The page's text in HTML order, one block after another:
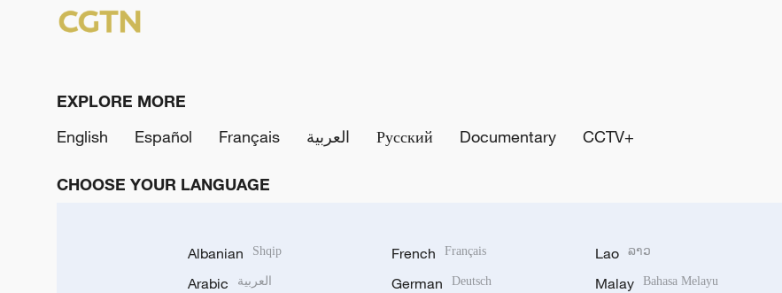
EXPLORE MORE
English
Español Français العربية Русский Documentary CCTV+
CHOOSE YOUR LANGUAGE
Albanian Shqip
Arabic العربية
French Français
German Deutsch
Lao ລາວ
Malay Bahasa Melayu